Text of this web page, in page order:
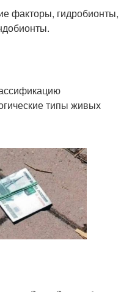
факторы, гидробионты,
типы живых